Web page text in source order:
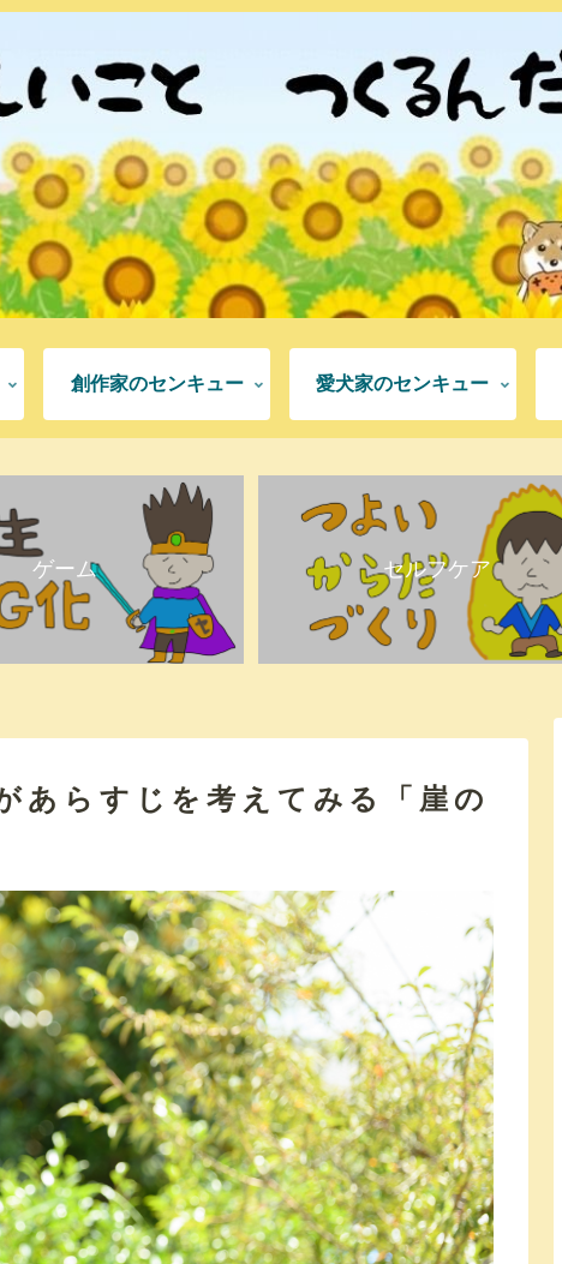
創作家のセンキュー 愛犬家のセンキュー
ゲーム セルフケア
あらすじを考えてみる「崖の